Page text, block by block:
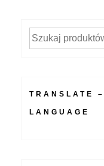
Szukaj:
TRANSLATE
LANGUAGE